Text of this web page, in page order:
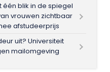
één blik in de spiegel
vrouwen zichtbaar
afstudeerprijs
uit? Universiteit
mailomgeving